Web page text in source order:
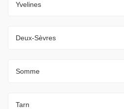
Yvelines
Deux-Sèvres
Somme
Tarn